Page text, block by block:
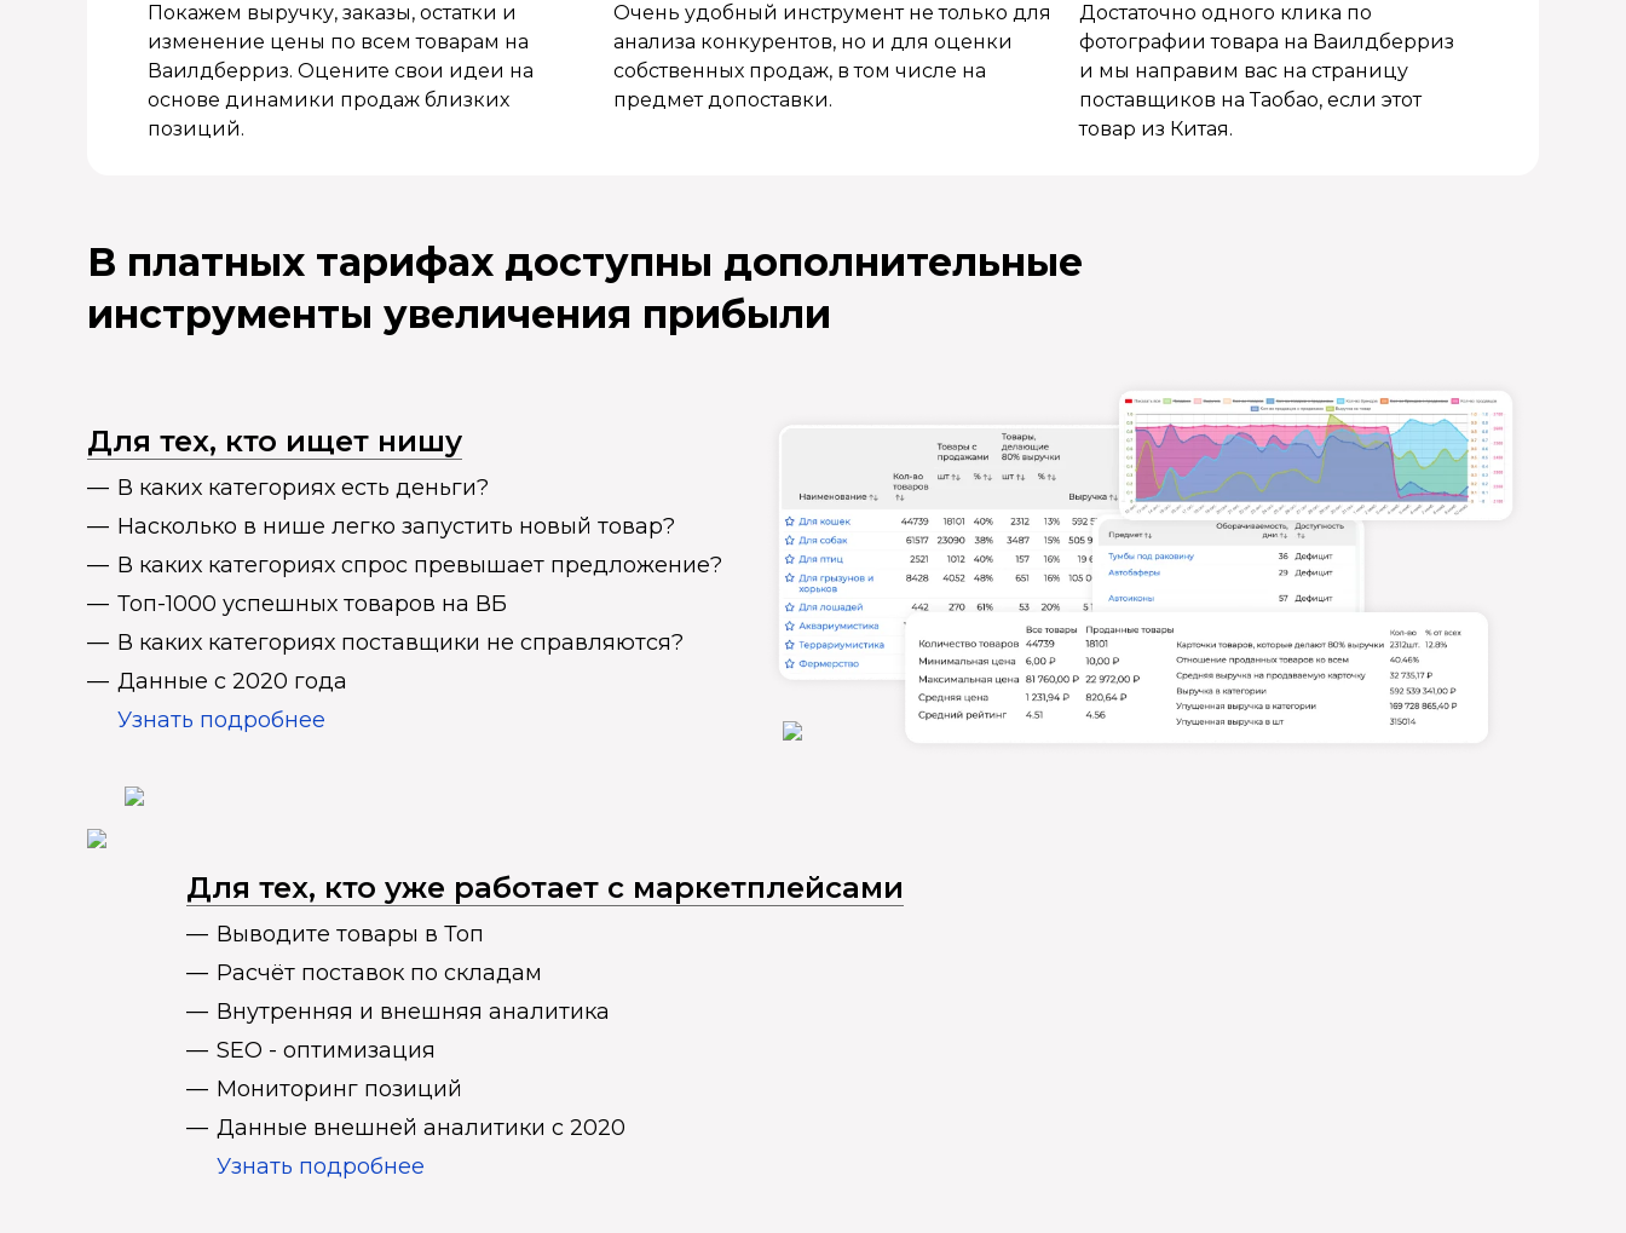
Покажем выручку, заказы, остатки и
изменение цены по всем товарам на
Ваилдберриз. Оцените свои идеи на
основе динамики продаж близких
позиций.
Очень удобный инструмент не только для
анализа конкурентов, но и для оценки
собственных продаж, в том числе на
предмет допоставки.
Достаточно одного клика по
фотографии товара на Ваилдберриз
и мы направим вас на страницу
поставщиков на Таобао, если этот
товар из Китая.
В платных тарифах доступны дополнительные
инструменты увеличения прибыли
Для тех, кто ищет нишу
В каких категориях есть деньги?
Насколько в нише легко запустить новый товар?
В каких категориях спрос превышает предложение?
Топ-1000 успешных товаров на ВБ
В каких категориях поставщики не справляются?
Данные с 2020 года
Узнать подробнее
Для тех, кто уже работает с маркетплейсами
Выводите товары в Топ
Расчёт поставок по складам
Внутренняя и внешняя аналитика
SEO - оптимизация
Мониторинг позиций
Данные внешней аналитики с 2020
Узнать подробнее